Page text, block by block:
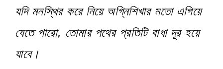
যদি মনস্থির করে নিয়ে অগ্নিশিখার মতো এগিয়ে
যেতে পারো, তোমার পথের প্রতিটি বাধা দূর হয়ে
যাবে।